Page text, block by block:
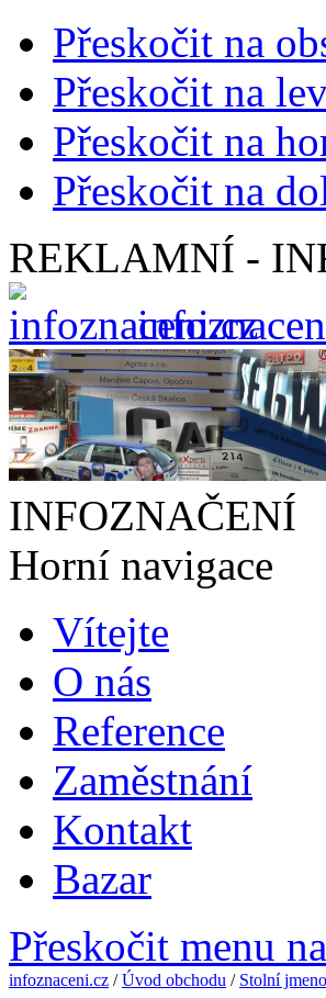
Přeskočit na
Přeskočit na
Přeskočit na
Přeskočit na
REKLAMNÍ -
INFOZNAČENÍ
Horní navigace
Vítejte
O nás
Reference
Zaměstnání
Kontakt
Bazar
Přeskočit menu
infoznaceni.cz /Úvod obchodu / Stolní